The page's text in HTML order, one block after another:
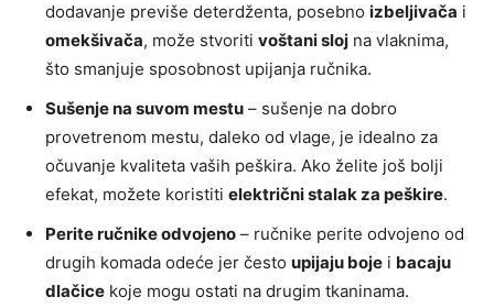
dodavanje previše deterdženta, posebno izbeljivača i
omekšivača, može stvoriti voštani sloj na vlaknima,
što smanjuje sposobnost upijanja ručnika.
Sušenje na suvom mestu – sušenje na dobro
provetrenom mestu, daleko od vlage, je idealno za
očuvanje kvaliteta vaših peškira. Ako želite još bolji
efekat, možete koristiti električni stalak za peškire.
Perite ručnike odvojeno – ručnike perite odvojeno od
drugih komada odeće jer često upijaju boje i bacaju
dlačice koje mogu ostati na drugim tkaninama.